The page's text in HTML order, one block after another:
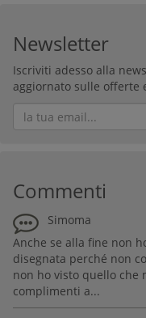
Newsletter
Iscriviti adesso alla
aggiornato sulle offerte
Commenti
Simoma
Anche se alla fine non
disegnata perché non
non ho visto quello che
complimenti a...